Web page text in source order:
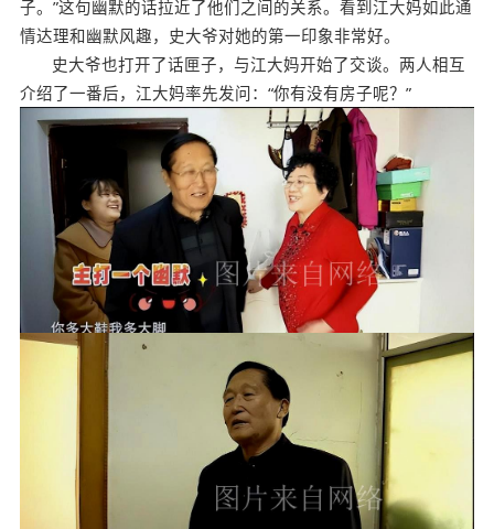
子。”这句幽默的话拉近了他们之间的关系。看到江大妈如此通
情达理和幽默风趣，史大爷对她的第一印象非常好。
史大爷也打开了话匣子，与江大妈开始了交谈。两人相互
介绍了一番后，江大妈率先发问：“你有没有房子呢？”